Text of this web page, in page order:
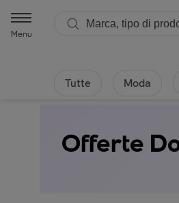
Menu
Tutte Moda
Offerte